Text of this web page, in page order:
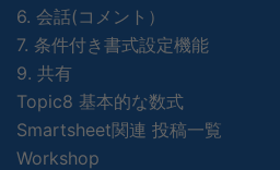
6. 会話(コメント）
7. 条件付き書式設定機能
9. 共有
Topic8 基本的な数式
Smartsheet関連 投稿一覧
Workshop